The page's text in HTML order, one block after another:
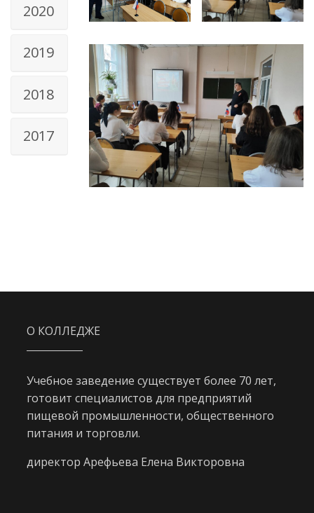
2020
2019
2018
2017
О КОЛЛЕДЖЕ
Учебное заведение существует более 70 лет,
готовит специалистов для предприятий
пищевой промышленности, общественного
питания и торговли.
директор Арефьева Елена Викторовна